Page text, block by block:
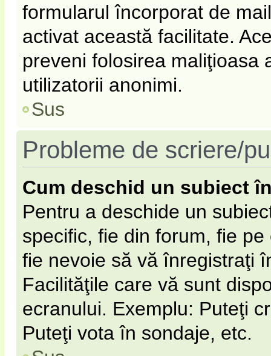
formularul încorporat de
activat această facilitate.
preveni folosirea maliţioasa
utilizatorii anonimi.
Sus
Probleme de scriere/
Cum deschid un subiect
Pentru a deschide un
specific, fie din forum, fie
fie nevoie să vă înregistraţi
Facilităţile care vă sunt
ecranului. Exemplu: Puteţi
Puteţi vota în sondaje, etc.